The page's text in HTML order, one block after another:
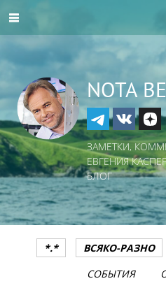
NOTA
ЗАМЕТКИ,
ЕВГЕНИЯ
БЛОГ
*.* ВСЯКО-РАЗНО
СОБЫТИЯ